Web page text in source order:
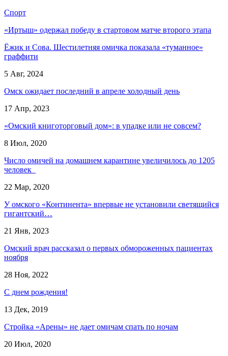
Спорт
«Иртыш» одержал победу в стартовом матче второго этапа
Ёжик и Сова. Шестилетняя омичка показала «туманное»
граффити
5 Авг, 2024
Омск ожидает последний в апреле холодный день
17 Апр, 2023
«Омский книготорговый дом»: в упадке или не совсем?
8 Июл, 2020
Число омичей на домашнем карантине увеличилось до 1205
человек
22 Мар, 2020
У омского «Континента» впервые не установили светящийся
гигантский…
21 Янв, 2023
Омский врач рассказал о первых обмороженных пациентах
ноября
28 Ноя, 2022
С днем рождения!
13 Дек, 2019
Стройка «Арены» не дает омичам спать по ночам
20 Июл, 2020